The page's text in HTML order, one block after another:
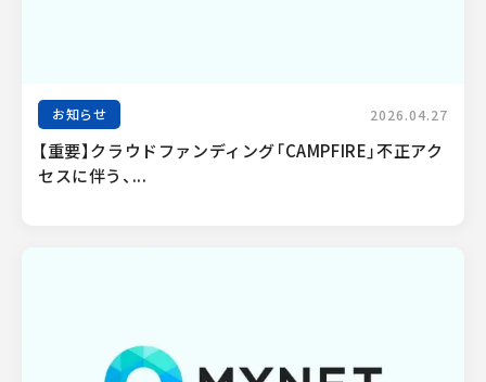
お知らせ 2026.04.27
【重要】クラウドファンディング「CAMPFIRE」不正アク
セスに伴う、...